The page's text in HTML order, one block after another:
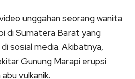
unggahan seorang wanita
di Sumatera Barat yang
sosial media. Akibatnya,
Gunung Marapi erupsi
vulkanik.